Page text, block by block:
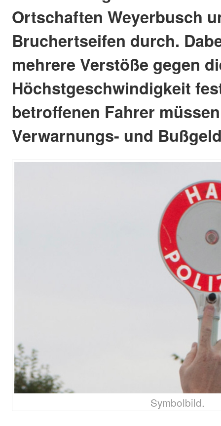
Ortschaften Weyerbusch
Bruchertseifen durch.
mehrere Verstöße gegen
Höchstgeschwindigkeit
betroffenen Fahrer
Verwarnungs- und
Symbolbild.